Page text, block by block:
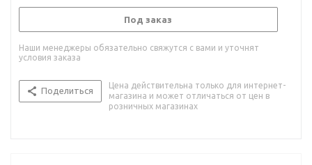
Под заказ
Наши менеджеры обязательно свяжутся с вами и уточнят
условия заказа
Поделиться
Цена действительна только для интернет-
магазина и может отличаться от цен в
розничных магазинах